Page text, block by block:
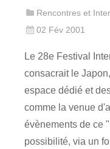
Rencontres et
02 Fév 2001
Le 28e Festival
consacrait le
espace dédié et
comme la venue
évènements de ce
possibilité, via un